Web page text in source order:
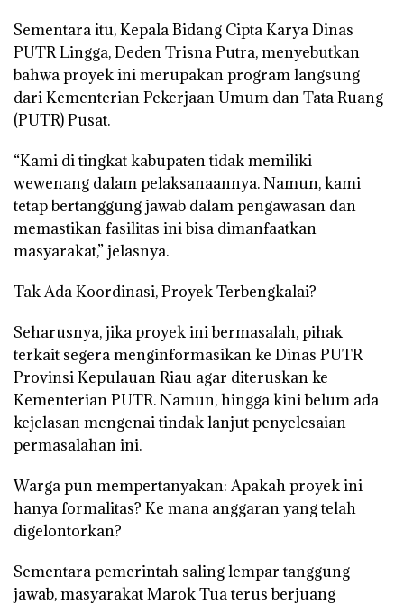
Sementara itu, Kepala Bidang Cipta Karya Dinas
PUTR Lingga, Deden Trisna Putra, menyebutkan
bahwa proyek ini merupakan program langsung
dari Kementerian Pekerjaan Umum dan Tata Ruang
(PUTR) Pusat.
“Kami di tingkat kabupaten tidak memiliki
wewenang dalam pelaksanaannya. Namun, kami
tetap bertanggung jawab dalam pengawasan dan
memastikan fasilitas ini bisa dimanfaatkan
masyarakat,” jelasnya.
Tak Ada Koordinasi, Proyek Terbengkalai?
Seharusnya, jika proyek ini bermasalah, pihak
terkait segera menginformasikan ke Dinas PUTR
Provinsi Kepulauan Riau agar diteruskan ke
Kementerian PUTR. Namun, hingga kini belum ada
kejelasan mengenai tindak lanjut penyelesaian
permasalahan ini.
Warga pun mempertanyakan: Apakah proyek ini
hanya formalitas? Ke mana anggaran yang telah
digelontorkan?
Sementara pemerintah saling lempar tanggung
jawab, masyarakat Marok Tua terus berjuang